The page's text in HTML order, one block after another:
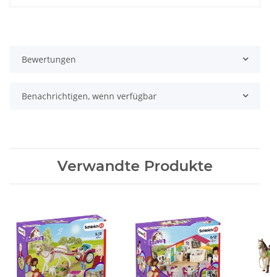
Bewertungen
Benachrichtigen, wenn verfügbar
Verwandte Produkte